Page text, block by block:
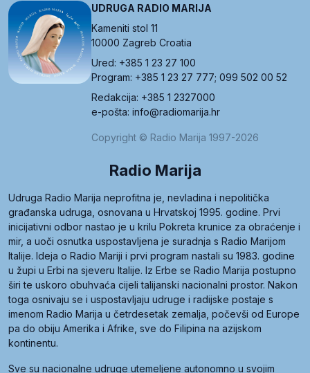
UDRUGA RADIO MARIJA
Kameniti stol 11
10000 Zagreb Croatia
Ured: +385 1 23 27 100
Program: +385 1 23 27 777; 099 502 00 52
Redakcija: +385 1 2327000
e-pošta: info@radiomarija.hr
Copyright © Radio Marija 1997-2026
Radio Marija
Udruga Radio Marija neprofitna je, nevladina i nepolitička
građanska udruga, osnovana u Hrvatskoj 1995. godine. Prvi
inicijativni odbor nastao je u krilu Pokreta krunice za obraćenje i
mir, a uoči osnutka uspostavljena je suradnja s Radio Marijom
Italije. Ideja o Radio Mariji i prvi program nastali su 1983. godine
u župi u Erbi na sjeveru Italije. Iz Erbe se Radio Marija postupno
širi te uskoro obuhvaća cijeli talijanski nacionalni prostor. Nakon
toga osnivaju se i uspostavljaju udruge i radijske postaje s
imenom Radio Marija u četrdesetak zemalja, počevši od Europe
pa do obiju Amerika i Afrike, sve do Filipina na azijskom
kontinentu.
Sve su nacionalne udruge utemeljene autonomno u svojim